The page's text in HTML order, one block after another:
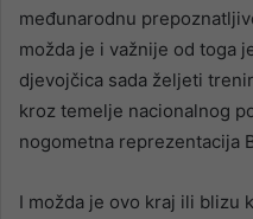
međunarodnu
možda je i važnije od toga
djevojčica sada željeti
kroz temelje nacionalnog
nogometna reprezentacija
I možda je ovo kraj ili blizu